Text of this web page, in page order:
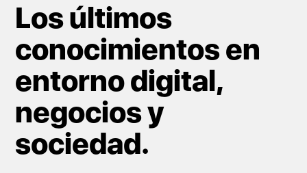
Los últimos
conocimientos en
entorno digital,
negocios y
sociedad.